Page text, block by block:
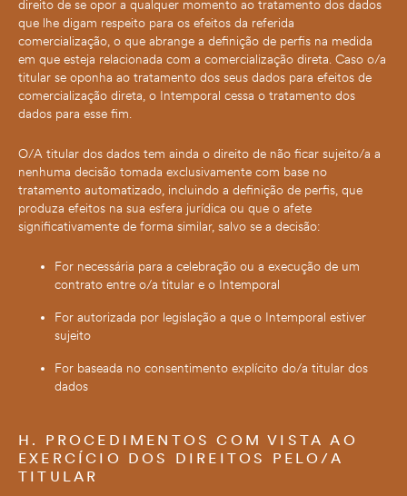
direito de se opor a qualquer momento ao tratamento dos dados
que lhe digam respeito para os efeitos da referida
comercialização, o que abrange a definição de perfis na medida
em que esteja relacionada com a comercialização direta. Caso o/a
titular se oponha ao tratamento dos seus dados para efeitos de
comercialização direta, o Intemporal cessa o tratamento dos
dados para esse fim.
O/A titular dos dados tem ainda o direito de não ficar sujeito/a a
nenhuma decisão tomada exclusivamente com base no
tratamento automatizado, incluindo a definição de perfis, que
produza efeitos na sua esfera jurídica ou que o afete
significativamente de forma similar, salvo se a decisão:
For necessária para a celebração ou a execução de um
contrato entre o/a titular e o Intemporal
For autorizada por legislação a que o Intemporal estiver
sujeito
For baseada no consentimento explícito do/a titular dos
dados
H. PROCEDIMENTOS COM VISTA AO
EXERCÍCIO DOS DIREITOS PELO/A
TITULAR